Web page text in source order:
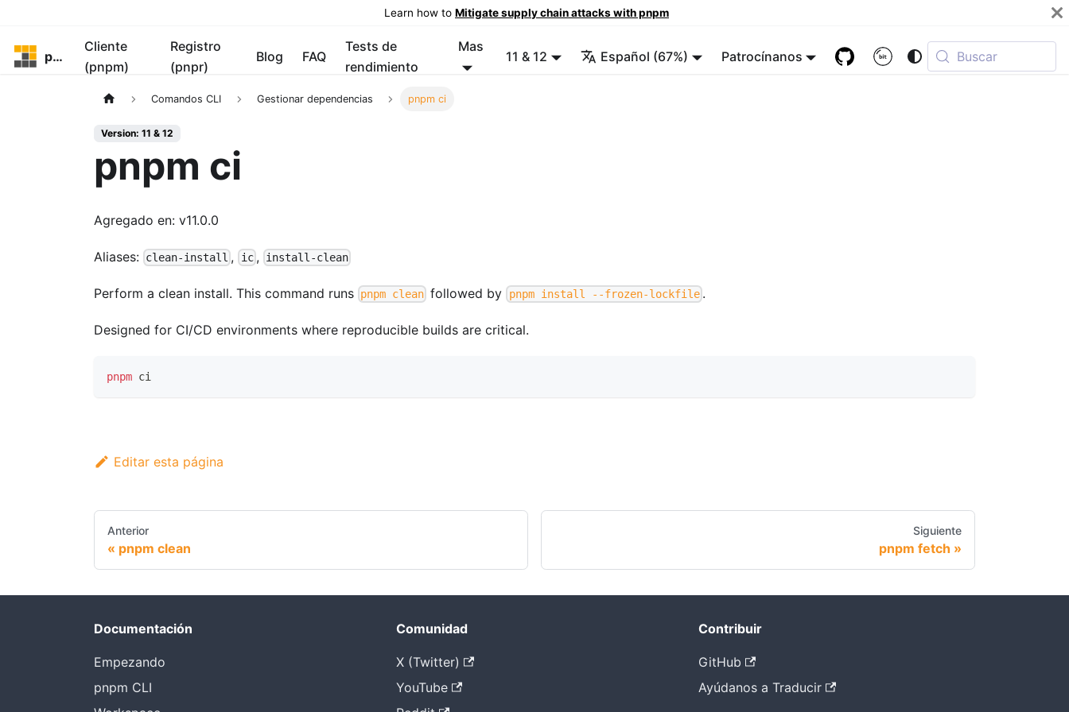
Learn how to Mitigate supply chain attacks with pnpm
pnpm
Cliente
(pnpm)
Registro
(pnpr)
Blog FAQ
Tests de
rendimiento
Mas
11 & 12 Español (67%) Patrocínanos Buscar
Comandos CLI Gestionar dependencias pnpm ci
Version: 11 & 12
pnpm ci
Agregado en: v11.0.0
Aliases: clean-install , ic, install-clean
Perform a clean install. This command runs pnpm clean followed by pnpm install --frozen-lockfile.
Designed for CI/CD environments where reproducible builds are critical.
pnpm ci
Editar esta página
Anterior
pnpm clean
Siguiente
pnpm fetch
Documentación
Empezando
pnpm CLI
Comunidad
X (Twitter)
YouTube
Contribuir
GitHub
Ayúdanos a Traducir